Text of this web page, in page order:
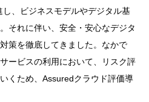
、ビジネスモデルやデジタル基
それに伴い、安全・安心なデジタ
策を徹底してきました。なかで
ービスの利用において、リスク評
くため、Assuredクラウド評価導